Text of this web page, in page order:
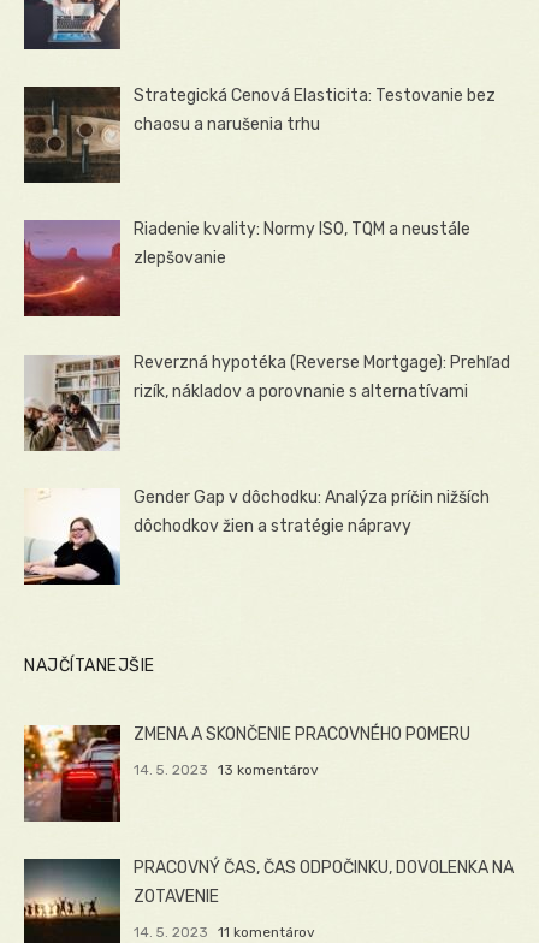
Strategická Cenová Elasticita: Testovanie bez
chaosu a narušenia trhu
Riadenie kvality: Normy ISO, TQM a neustále
zlepšovanie
Reverzná hypotéka (Reverse Mortgage): Prehľad
rizík, nákladov a porovnanie s alternatívami
Gender Gap v dôchodku: Analýza príčin nižších
dôchodkov žien a stratégie nápravy
NAJČÍTANEJŠIE
ZMENA A SKONČENIE PRACOVNÉHO POMERU
14. 5. 2023 13 komentárov
PRACOVNÝ ČAS, ČAS ODPOČINKU, DOVOLENKA NA
ZOTAVENIE
14. 5. 2023 11 komentárov